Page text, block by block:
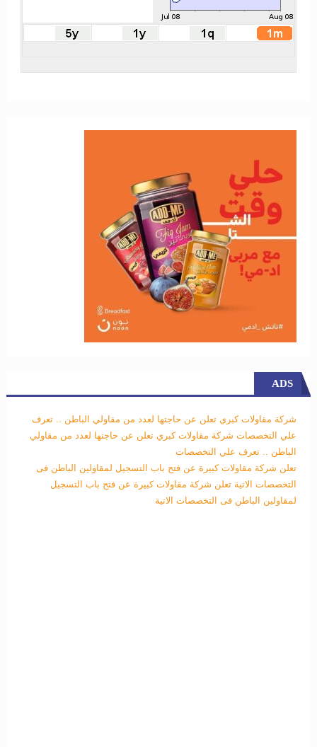
ADS
شركة مقاولات كبري تعلن عن حاجتها لعدد من مقاولي الباطن .. تعرف
علي التخصصات شركة مقاولات كبري تعلن عن حاجتها لعدد من مقاولي
الباطن .. تعرف علي التخصصات
تعلن شركة مقاولات كبيرة عن فتح باب التسجيل لمقاولين الباطن فى
التخصصات الاتية تعلن شركة مقاولات كبيرة عن فتح باب التسجيل
لمقاولين الباطن فى التخصصات الاتية